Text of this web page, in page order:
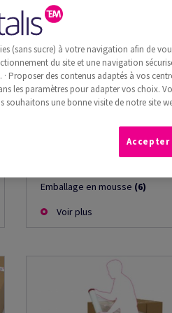
Calage & Protection
Systèmes de calage en papier
Systèmes de remplissage de
papier(6)
Systèmes de calage par
Emballage en mousse (6)
Voir plus
(sans sucre) à votre navigation afin de
du site et une navigation
Proposer des contenus adaptés à vos
les paramètres pour adapter vos choix.
une bonne visite de notre site